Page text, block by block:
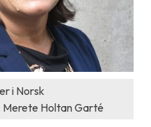
i Norsk
Holtan Garté